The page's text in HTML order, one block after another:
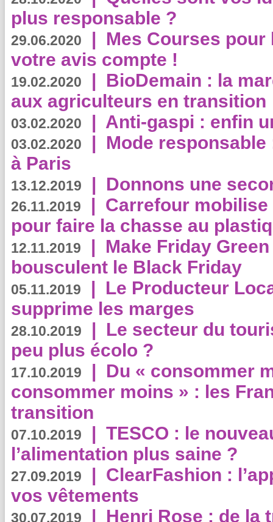
plus responsable ?
29.06.2020 | Mes Courses pour
votre avis compte !
19.02.2020 | BioDemain : la
aux agriculteurs en transition
03.02.2020 | Anti-gaspi : enfin
03.02.2020 | Mode
à Paris
13.12.2019 | Donnons une
26.11.2019 | Carrefour
pour faire la chasse au
12.11.2019 | Make Friday
bousculent le Black Friday
05.11.2019 | Le Producteur
supprime les marges
28.10.2019 | Le secteur du
peu plus écolo ?
17.10.2019 | Du « consommer
consommer moins » : les
transition
07.10.2019 | TESCO : le
l’alimentation plus saine ?
27.09.2019 | ClearFashion :
vos vêtements
30.07.2019 | Henri Rose : de la